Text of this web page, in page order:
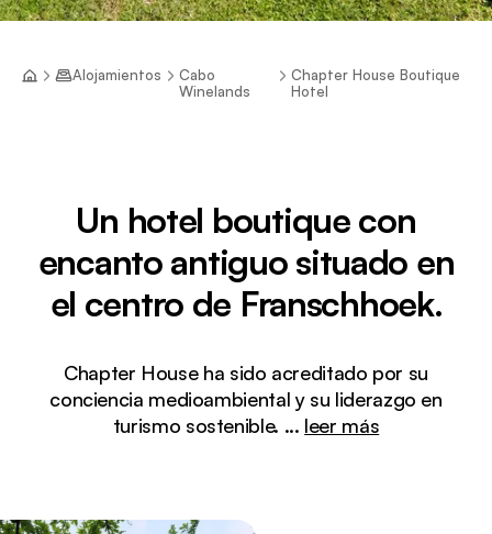
Alojamientos
Cabo
Winelands
Chapter House Boutique
Hotel
Un hotel boutique con
encanto antiguo situado en
el centro de Franschhoek.
Chapter House ha sido acreditado por su
conciencia medioambiental y su liderazgo en
turismo sostenible. ... leer más